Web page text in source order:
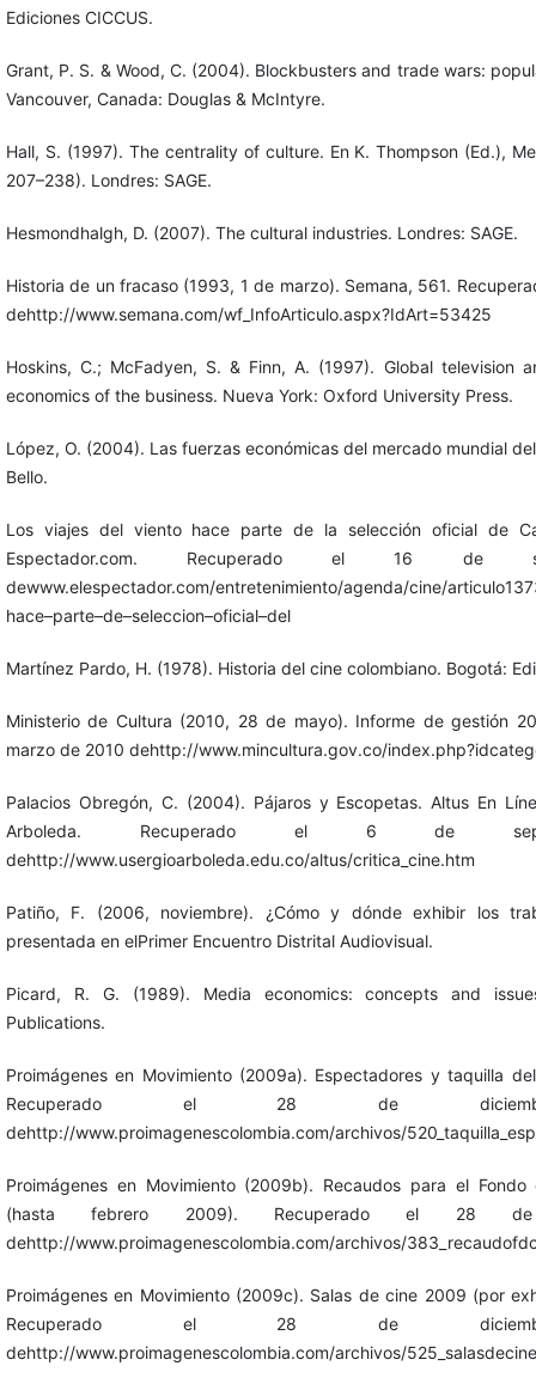
Ediciones CICCUS.
Grant, P. S. & Wood, C. (2004). Blockbusters and trade wars:
Vancouver, Canada: Douglas & McIntyre.
Hall, S. (1997). The centrality of culture. En K. Thompson (Ed.),
207–238). Londres: SAGE.
Hesmondhalgh, D. (2007). The cultural industries. Londres: SAGE.
Historia de un fracaso (1993, 1 de marzo). Semana, 561.
dehttp://www.semana.com/wf_InfoArticulo.aspx?IdArt=53425
Hoskins, C.; McFadyen, S. & Finn, A. (1997). Global television
economics of the business. Nueva York: Oxford University Press.
López, O. (2004). Las fuerzas económicas del mercado mundial
Bello.
Los viajes del viento hace parte de la selección oficial de
Espectador.com. Recuperado el 16 de
dewww.elespectador.com/entretenimiento/agenda/cine/
hace–parte–de–seleccion–oficial–del
Martínez Pardo, H. (1978). Historia del cine colombiano. Bogotá:
Ministerio de Cultura (2010, 28 de mayo). Informe de gestión
marzo de 2010 dehttp://www.mincultura.gov.co/
Palacios Obregón, C. (2004). Pájaros y Escopetas. Altus En
Arboleda. Recuperado el 6 de
dehttp://www.usergioarboleda.edu.co/altus/critica_cine.htm
Patiño, F. (2006, noviembre). ¿Cómo y dónde exhibir los
presentada en elPrimer Encuentro Distrital Audiovisual.
Picard, R. G. (1989). Media economics: concepts and
Publications.
Proimágenes en Movimiento (2009a). Espectadores y taquilla
Recuperado el 28 de
dehttp://www.proimagenescolombia.com/archivos/
Proimágenes en Movimiento (2009b). Recaudos para el Fondo
(hasta febrero 2009). Recuperado el 28
dehttp://www.proimagenescolombia.com/archivos/
Proimágenes en Movimiento (2009c). Salas de cine 2009 (por
Recuperado el 28 de
dehttp://www.proimagenescolombia.com/archivos/